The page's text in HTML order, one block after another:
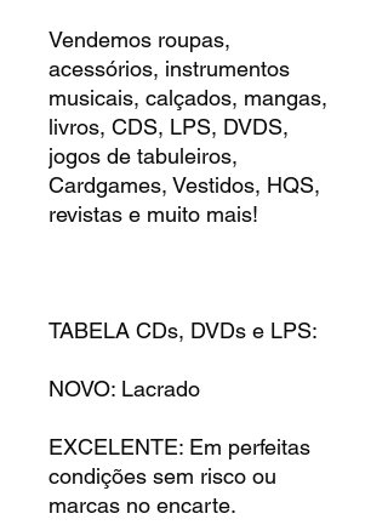
Vendemos roupas,
acessórios, instrumentos
musicais, calçados, mangas,
livros, CDS, LPS, DVDS,
jogos de tabuleiros,
Cardgames, Vestidos, HQS,
revistas e muito mais!
TABELA CDs, DVDs e LPS:
NOVO: Lacrado
EXCELENTE: Em perfeitas
condições sem risco ou
marcas no encarte.